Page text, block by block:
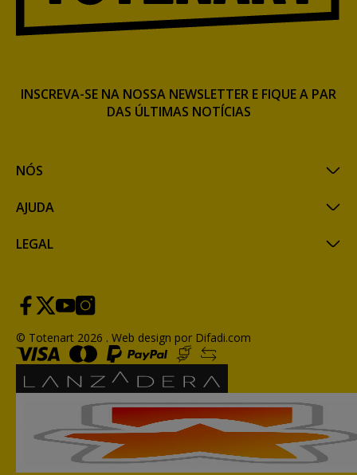
NÓS
AJUDA
LEGAL
INSCREVA-SE NA NOSSA NEWSLETTER E FIQUE A PAR
DAS ÚLTIMAS NOTÍCIAS
© Totenart 2026 . Web design por Difadi.com